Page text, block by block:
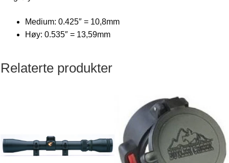
Medium: 0.425″ = 10,8mm
Høy: 0.535″ = 13,59mm
Relaterte produkter